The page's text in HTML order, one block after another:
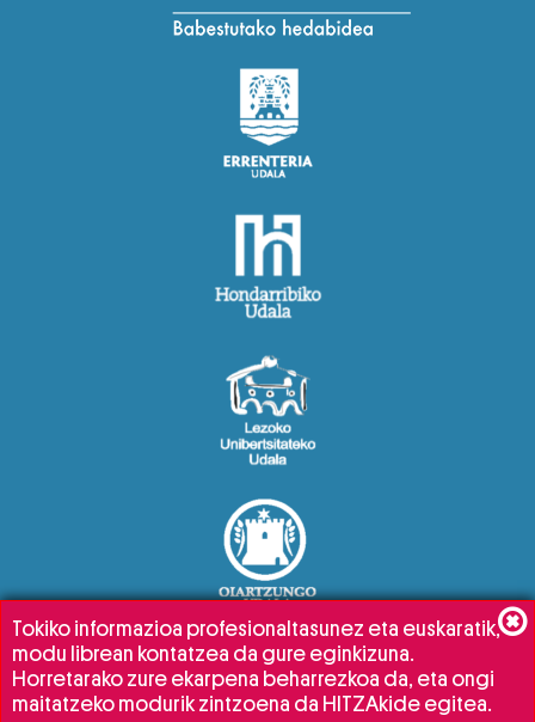
Tokiko informazioa profesionaltasunez eta euskaratik,
modu librean kontatzea da gure eginkizuna.
Horretarako zure ekarpena beharrezkoa da, eta ongi
maitatzeko modurik zintzoena da HITZAkide egitea.